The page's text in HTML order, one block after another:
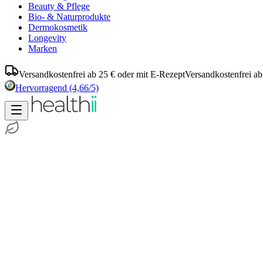
Beauty & Pflege
Bio- & Naturprodukte
Dermokosmetik
Longevity
Marken
Versandkostenfrei ab 25 € oder mit E-RezeptVersandkostenfrei
Hervorragend (4,66/5)